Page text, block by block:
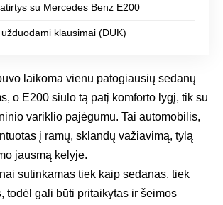
su Mercedes Benz E200
klausimai (DUK)
laikoma vienu patogiausių sedanų
o E200 siūlo tą patį komforto lygį, tik su
variklio pajėgumu. Tai automobilis,
į ramų, sklandų važiavimą, tylą
jausmą kelyje.
sutinkamas tiek kaip sedanas, tiek
todėl gali būti pritaikytas ir šeimos